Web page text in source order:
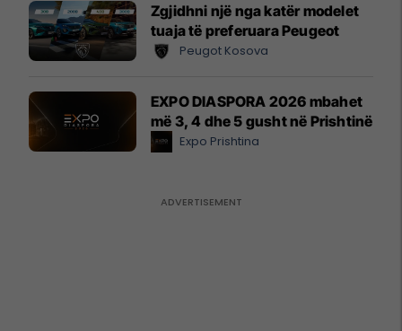
Zgjidhni një nga katër modelet
tuaja të preferuara Peugeot
Peugot Kosova
EXPO DIASPORA 2026 mbahet
më 3, 4 dhe 5 gusht në Prishtinë
Expo Prishtina